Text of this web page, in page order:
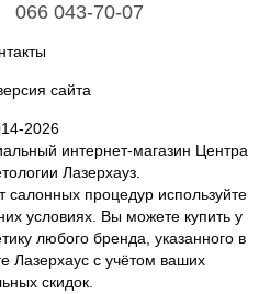
066 043-70-07
сайта
2026
интернет-магазин Центра
Лазерхауз.
салонных процедур используйте
условиях. Вы можете купить у
любого бренда, указанного в
Лазерхаус с учётом ваших
скидок.